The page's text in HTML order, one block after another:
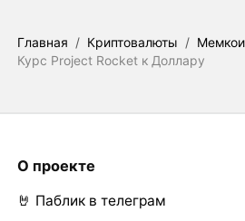
Главная / Криптовалюты /
Курс Project Rocket к Доллару
О проекте
🤘 Паблик в телеграм